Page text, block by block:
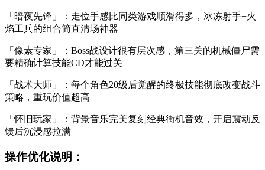
「暗夜先锋」：走位手感比同类游戏顺滑得多，冰冻射手+火
焰工兵的组合简直清场神器
「像素专家」：Boss战设计很有层次感，第三关的机械僵尸需
要精确计算技能CD才能过关
「战术大师」：每个角色20级后觉醒的终极技能彻底改变战斗
策略，重玩价值超高
「怀旧玩家」：背景音乐完美复刻经典街机音效，开启震动反
馈后沉浸感拉满
操作优化说明：